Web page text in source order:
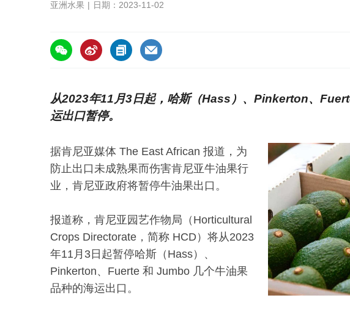
亚洲水果 日期：2023-11-02
https://asiafruitchina.net/26389.html
从2023年11月3日起，哈斯（Hass）、Pinkerton、
运出口暂停。
据肯尼亚媒体 The East African 报道，为
防止出口未成熟果而伤害肯尼亚牛油果行
业，肯尼亚政府将暂停牛油果出口。
报道称，肯尼亚园艺作物局（Horticultural
Crops Directorate，简称 HCD）将从2023
年11月3日起暂停哈斯（Hass）、
Pinkerton、Fuerte 和 Jumbo 几个牛油果
品种的海运出口。